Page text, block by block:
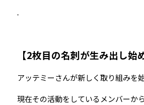
【2枚目の名刺が生み出し始
アッテミーさんが新しく取り組みを
現在その活動をしているメンバーか